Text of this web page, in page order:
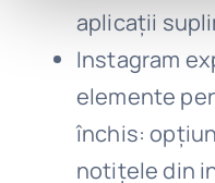
aplicații
Instagram
elemente
închis:
notițele din